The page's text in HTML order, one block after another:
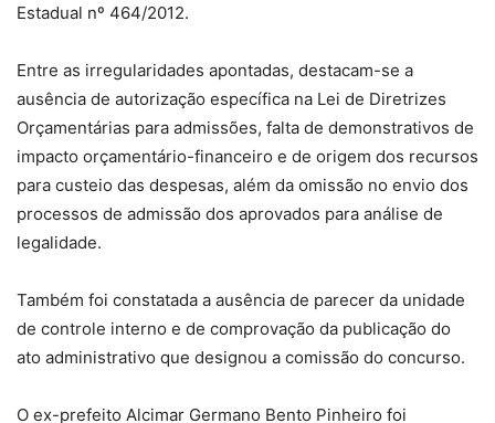
Estadual nº 464/2012.
Entre as irregularidades apontadas, destacam-se a
ausência de autorização específica na Lei de Diretrizes
Orçamentárias para admissões, falta de demonstrativos de
impacto orçamentário-financeiro e de origem dos recursos
para custeio das despesas, além da omissão no envio dos
processos de admissão dos aprovados para análise de
legalidade.
Também foi constatada a ausência de parecer da unidade
de controle interno e de comprovação da publicação do
ato administrativo que designou a comissão do concurso.
O ex-prefeito Alcimar Germano Bento Pinheiro foi